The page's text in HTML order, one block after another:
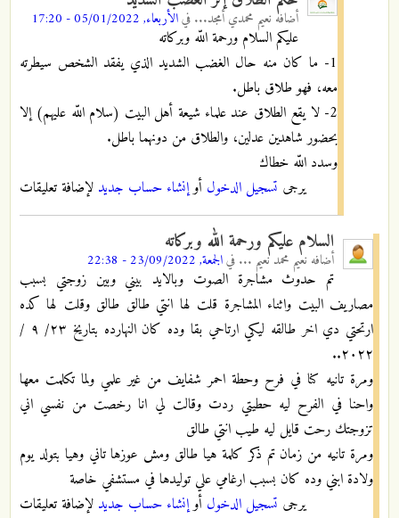
أضافه نعيم محمدي أمجد... فيالأربعاء, 05/01/2022 - 17:20
عليكم السلام ورحمة اللّه وبركاته
1- ما كان منه حال الغضب الشديد الذي يفقد الشخص سيطرته
معه، فهو طلاق باطل.
2- لا يقع الطلاق عند علماء شيعة أهل البيت (سلام اللّه عليهم) إلا
بحضور شاهدين عدلين، والطلاق من دونهما باطل.
وسدد اللّه خطاك
يرجى تسجيل الدخول أوإنشاء حساب جديد لإضافة تعليقات
السلام عليكم ورحمة الله وبركاته
أضافه نعيم محمد نعيم ... فيالجمعة, 23/09/2022 - 22:38
تم حدوث مشاجرة الصوت وبالايد بيني وبين زوجتي بسبب
مصاريف البيت واثناء المشاجرة قلت لها انتي طالق طالق وقلت لها كده
ارتحتي دي اخر طالقه ليكي ارتاحي بقا وده كان النهارده بتاريخ ٢٣/ ٩ /
٢٠٢٢..
ومرة تانيه كنا في فرح وحطة احمر شفايف من غير علمي ولما تكلمت معها
واحنا في الفرح ليه حطيتي ردت وقالت لي انا رخصت من نفسي اني
تزوجتك رحت قايل ليه طيب انتي طالق
ومرة تانيه من زمان تم ذكر كلمة هيا طالق ومش عوزها تاني وهيا بتولد يوم
ولادة ابني وده كان بسبب ارغامي علي توليدها في مستشفي خاصة
يرجى تسجيل الدخول أوإنشاء حساب جديد لإضافة تعليقات